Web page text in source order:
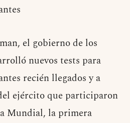
el gobierno de los
nuevos tests para
recién llegados y a
ejército que participaron
Mundial, la primera